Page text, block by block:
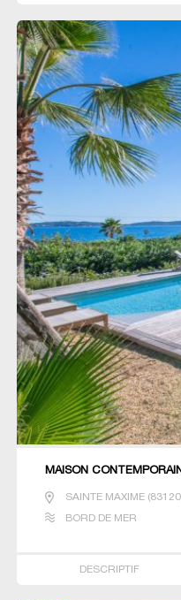
MAISON
SAINTE MAXIME(83120
BORD DE MER
DESCRIPTIF